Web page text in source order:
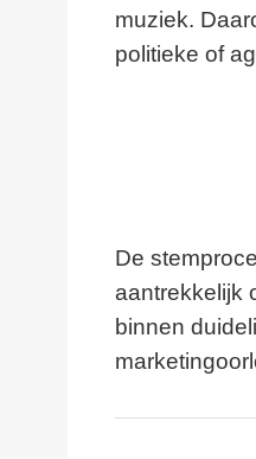
muziek.
politieke of
De
aantrekkelijk
binnen